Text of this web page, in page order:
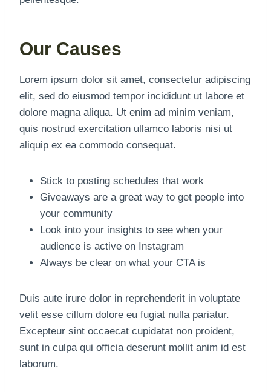
Our Causes
Lorem ipsum dolor sit amet, consectetur adipiscing
elit, sed do eiusmod tempor incididunt ut labore et
dolore magna aliqua. Ut enim ad minim veniam,
quis nostrud exercitation ullamco laboris nisi ut
aliquip ex ea commodo consequat.
Stick to posting schedules that work
Giveaways are a great way to get people into
your community
Look into your insights to see when your
audience is active on Instagram
Always be clear on what your CTA is
Duis aute irure dolor in reprehenderit in voluptate
velit esse cillum dolore eu fugiat nulla pariatur.
Excepteur sint occaecat cupidatat non proident,
sunt in culpa qui officia deserunt mollit anim id est
laborum.